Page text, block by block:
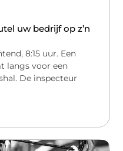
uw bedrijf op z’n
8:15 uur. Een
langs voor een
De inspecteur